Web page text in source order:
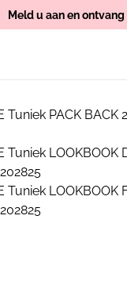
Meld u aan en ontvang